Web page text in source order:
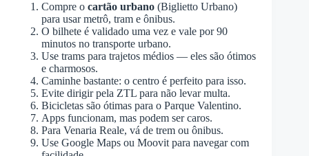
Compre o cartão urbano (Biglietto Urbano)
para usar metrô, tram e ônibus.
O bilhete é validado uma vez e vale por 90
minutos no transporte urbano.
Use trams para trajetos médios — eles são ótimos
e charmosos.
Caminhe bastante: o centro é perfeito para isso.
Evite dirigir pela ZTL para não levar multa.
Bicicletas são ótimas para o Parque Valentino.
Apps funcionam, mas podem ser caros.
Para Venaria Reale, vá de trem ou ônibus.
Use Google Maps ou Moovit para navegar com